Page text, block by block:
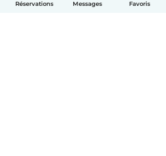
Réservations Messages Favoris